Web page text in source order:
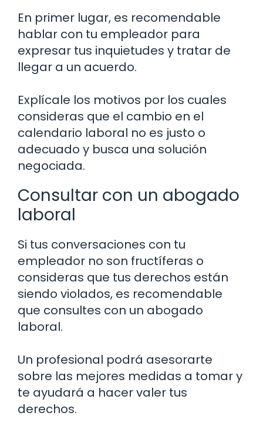
En primer lugar, es recomendable
hablar con tu empleador para
expresar tus inquietudes y tratar de
llegar a un acuerdo.
Explícale los motivos por los cuales
consideras que el cambio en el
calendario laboral no es justo o
adecuado y busca una solución
negociada.
Consultar con un abogado
laboral
Si tus conversaciones con tu
empleador no son fructíferas o
consideras que tus derechos están
siendo violados, es recomendable
que consultes con un abogado
laboral.
Un profesional podrá asesorarte
sobre las mejores medidas a tomar y
te ayudará a hacer valer tus
derechos.